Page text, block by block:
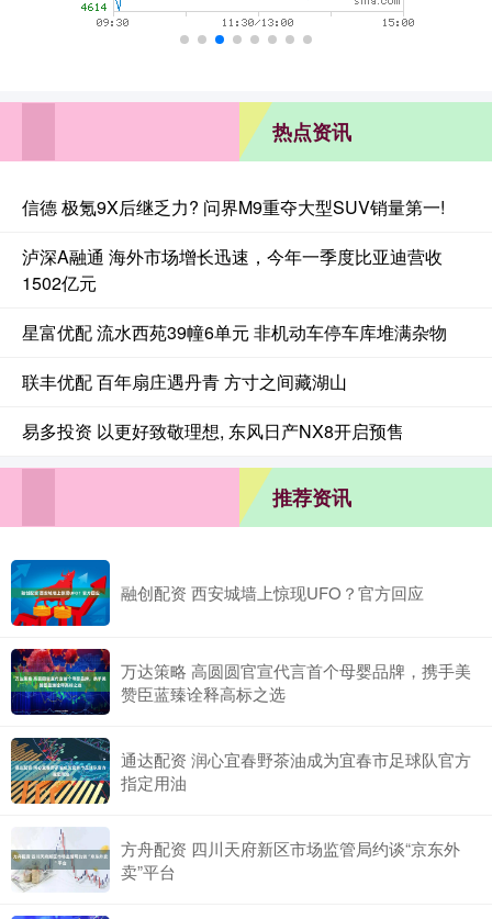
热点资讯
信德 极氪9X后继乏力? 问界M9重夺大型SUV销量第一!
泸深A融通 海外市场增长迅速，今年一季度比亚迪营收
1502亿元
星富优配 流水西苑39幢6单元 非机动车停车库堆满杂物
联丰优配 百年扇庄遇丹青 方寸之间藏湖山
易多投资 以更好致敬理想, 东风日产NX8开启预售
推荐资讯
融创配资 西安城墙上惊现UFO？官方回应
万达策略 高圆圆官宣代言首个母婴品牌，携手美
赞臣蓝臻诠释高标之选
通达配资 润心宜春野茶油成为宜春市足球队官方
指定用油
方舟配资 四川天府新区市场监管局约谈“京东外
卖”平台